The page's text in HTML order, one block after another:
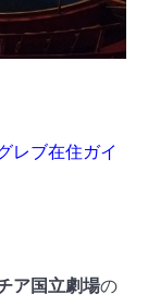
レブ在住ガイ
ア国立劇場の